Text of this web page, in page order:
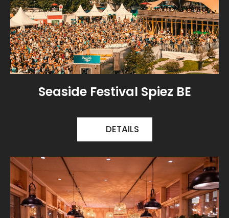
Seaside Festival Spiez BE
DETAILS